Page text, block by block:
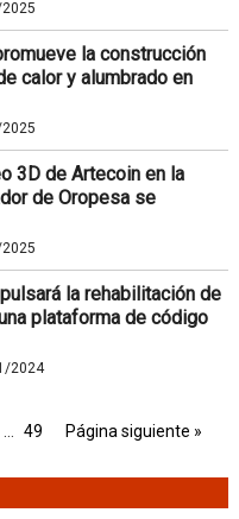
la construcción
calor y alumbrado en
3D de Artecoin en la
de Oropesa se
la rehabilitación de
plataforma de código
2024
49 Página siguiente »